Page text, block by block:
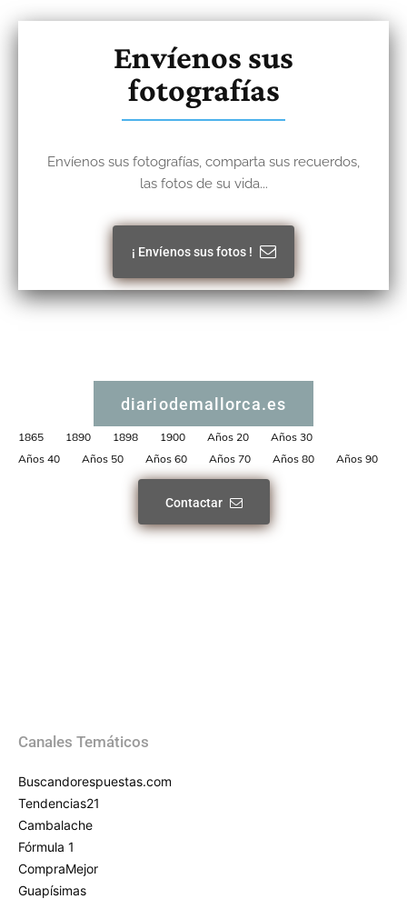
Envíenos sus
fotografías
Envíenos sus fotografías, comparta sus recuerdos,
las fotos de su vida...
¡ Envíenos sus fotos !
diariodemallorca.es
1865 1890 1898 1900 Años 20
Años 30
Años 40
Años 50 Años 60 Años 70 Años 80 Años 90
Contactar
Canales Temáticos
Buscandorespuestas.com
Tendencias21
Cambalache
Fórmula 1
CompraMejor
Guapísimas